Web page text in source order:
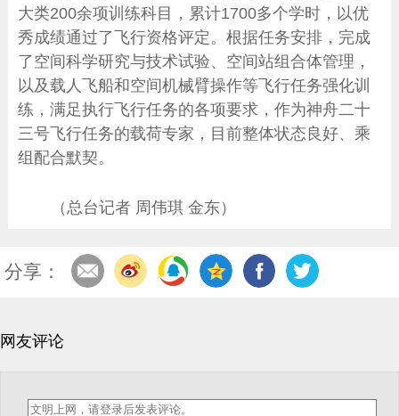
大类200余项训练科目，累计1700多个学时，以优
秀成绩通过了飞行资格评定。根据任务安排，完成
了空间科学研究与技术试验、空间站组合体管理，
以及载人飞船和空间机械臂操作等飞行任务强化训
练，满足执行飞行任务的各项要求，作为神舟二十
三号飞行任务的载荷专家，目前整体状态良好、乘
组配合默契。
（总台记者 周伟琪 金东）
分享：
网友评论